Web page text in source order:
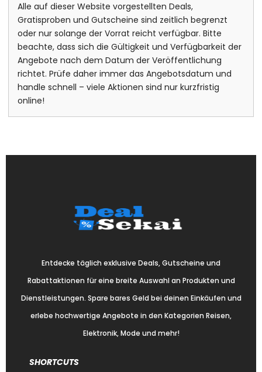
Alle auf dieser Website vorgestellten Deals,
Gratisproben und Gutscheine sind zeitlich begrenzt
oder nur solange der Vorrat reicht verfügbar. Bitte
beachte, dass sich die Gültigkeit und Verfügbarkeit der
Angebote nach dem Datum der Veröffentlichung
richtet. Prüfe daher immer das Angebotsdatum und
handle schnell – viele Aktionen sind nur kurzfristig
online!
Entdecke täglich exklusive Deals, Gutscheine und
Rabattaktionen für eine breite Auswahl an Produkten und
Dienstleistungen. Spare bares Geld bei deinen Einkäufen und
erlebe hochwertige Angebote in den Kategorien Reisen,
Elektronik, Mode und mehr!
SHORTCUTS